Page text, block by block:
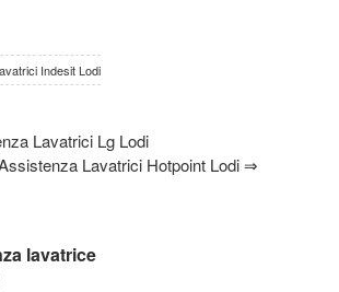
Indesit Lodi
Lavatrici Lg Lodi
Lavatrici Hotpoint Lodi⇒
lavatrice